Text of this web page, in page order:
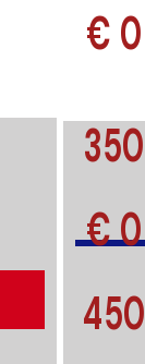
0 €
350
0 €
450